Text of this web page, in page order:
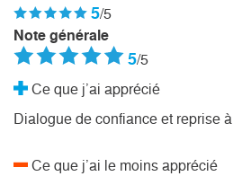
5/5
Note générale
5/5
Ce que j’ai apprécié
Dialogue de confiance et reprise
Ce que j’ai le moins apprécié